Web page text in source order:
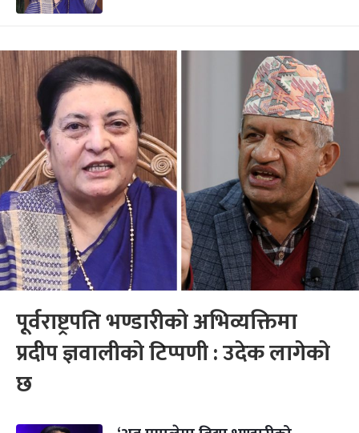
पूर्वराष्ट्रपति भण्डारीको अभिव्यक्तिमा
प्रदीप ज्ञवालीको टिप्पणी : उदेक लागेको
छ